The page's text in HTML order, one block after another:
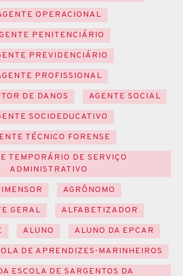
OPERACIONAL
PENITENCIÁRIO
PREVIDENCIÁRIO
PROFISSIONAL
DE DANOS
AGENTE SOCIAL
SOCIOEDUCATIVO
TÉCNICO FORENSE
TEMPORÁRIO DE SERVIÇO
ADMINISTRATIVO
AGRÔNOMO
GERAL
ALFABETIZADOR
ALUNO
ALUNO DA EPCAR
DE APRENDIZES-MARINHEIROS
ESCOLA DE SARGENTOS DA